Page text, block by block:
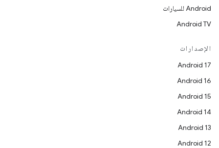
Android للسيارات
Android TV
الإصدارات
Android 17
Android 16
Android 15
Android 14
Android 13
Android 12